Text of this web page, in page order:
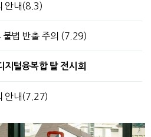
안내(8.3)
불법 반출 주의 (7.29)
지털융복합 탈 전시회
안내(7.27)